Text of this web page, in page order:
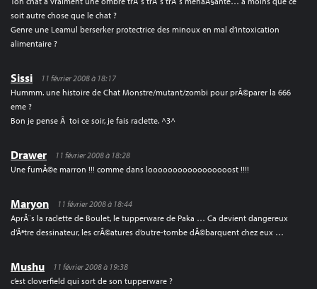
soit autre chose que le chat ?
Genre une Leamul berserker protectrice des minoux en mal d’intoxication
alimentaire ?
Sissi
11 février 2008 à 18:17
Hummm. une histoire de Chat Monstre/mutant/zombi pour prÃ©parer la 666
eme ?
Bon je pense Ã toi ce soir, je fais raclette. ^3^
Drawer
11 février 2008 à 18:28
Une fumÃ©e marron !!! comme dans looooooooooooooooost !!!!
Maryon
11 février 2008 à 18:44
AprÃ¨s la raclette de Boulet, le tupperware de Paka … Ca devient dangereux
d’Ãªtre dessinateur, les crÃ©atures d’outre-tombe dÃ©barquent chez eux …
Mushu
11 février 2008 à 19:38
c’est cloverfield qui sort de son tupperware ?